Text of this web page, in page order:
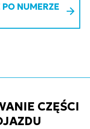
NUMERZE
CZĘŚCI